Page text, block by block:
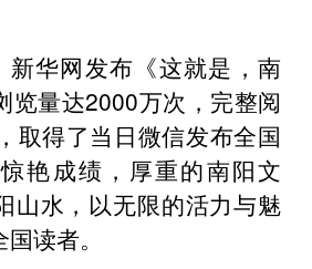
新华网发布《这就是，南
览量达2000万次，完整阅
取得了当日微信发布全国
艳成绩，厚重的南阳文
山水，以无限的活力与魅
读者。